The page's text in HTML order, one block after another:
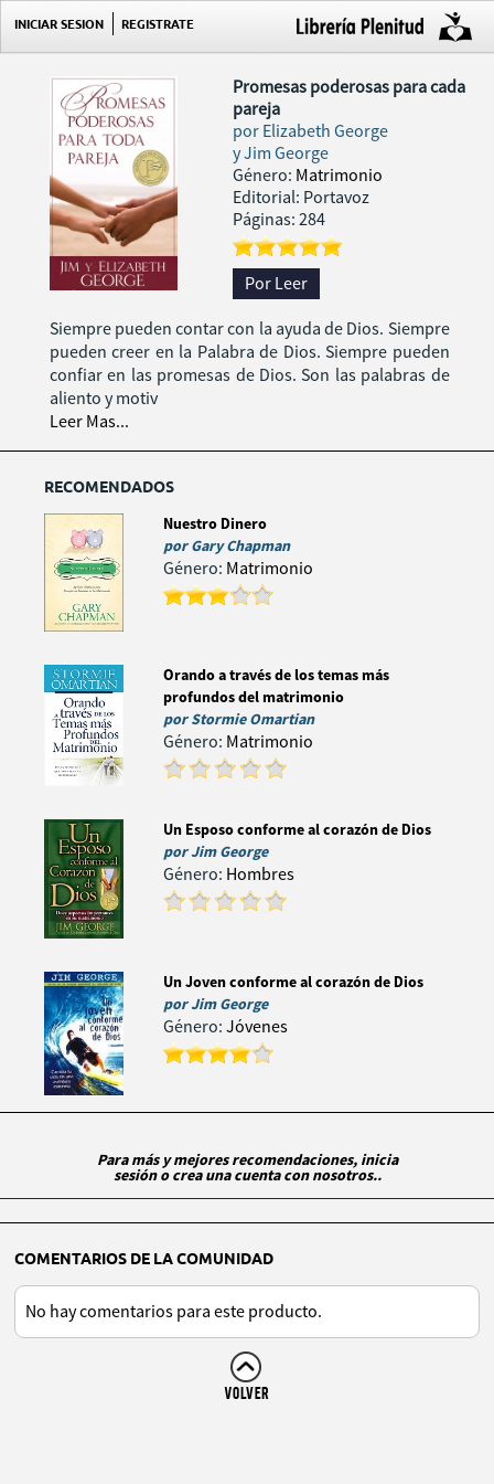
INICIAR SESION REGISTRATE
Promesas poderosas para cada
pareja
por Elizabeth George
y Jim George
Género: Matrimonio
Editorial: Portavoz
Páginas: 284
Por Leer
Siempre pueden contar con la ayuda de Dios. Siempre
pueden creer en la Palabra de Dios. Siempre pueden
confiar en las promesas de Dios. Son las palabras de
aliento y motiv
Leer Mas...
RECOMENDADOS
Nuestro Dinero
porGary Chapman
Género: Matrimonio
Orando a través de los temas más
profundos del matrimonio
porStormie Omartian
Género: Matrimonio
Un Esposo conforme al corazón de Dios
porJim George
Género: Hombres
Un Joven conforme al corazón de Dios
porJim George
Género: Jóvenes
Para más y mejores recomendaciones, inicia
sesión o crea una cuenta con nosotros..
COMENTARIOS DE LA COMUNIDAD
No hay comentarios para este producto.